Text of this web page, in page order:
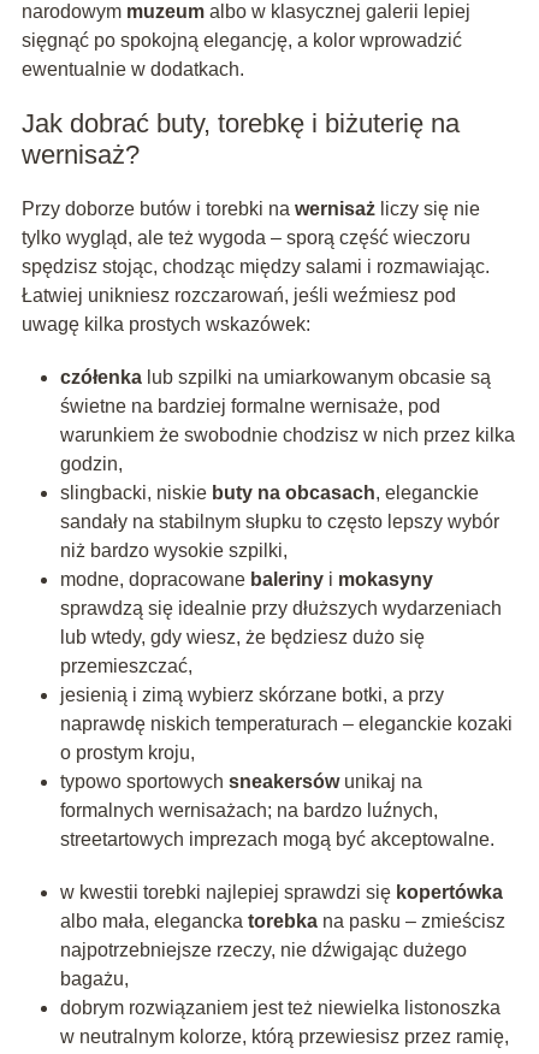
narodowym muzeumalbo w klasycznej galerii lepiej
sięgnąć po spokojną elegancję, a kolor wprowadzić
ewentualnie w dodatkach.
Jak dobrać buty, torebkę i biżuterię na
wernisaż?
Przy doborze butów i torebki na wernisażliczy się nie
tylko wygląd, ale też wygoda – sporą część wieczoru
spędzisz stojąc, chodząc między salami i rozmawiając.
Łatwiej unikniesz rozczarowań, jeśli weźmiesz pod
uwagę kilka prostych wskazówek:
czółenkalub szpilki na umiarkowanym obcasie są
świetne na bardziej formalne wernisaże, pod
warunkiem że swobodnie chodzisz w nich przez kilka
godzin,
slingbacki, niskie buty na obcasach, eleganckie
sandały na stabilnym słupku to często lepszy wybór
niż bardzo wysokie szpilki,
modne, dopracowane balerinyi mokasyny
sprawdzą się idealnie przy dłuższych wydarzeniach
lub wtedy, gdy wiesz, że będziesz dużo się
przemieszczać,
jesienią i zimą wybierz skórzane botki, a przy
naprawdę niskich temperaturach – eleganckie kozaki
o prostym kroju,
typowo sportowych sneakersówunikaj na
formalnych wernisażach; na bardzo luźnych,
streetartowych imprezach mogą być akceptowalne.
w kwestii torebki najlepiej sprawdzi się kopertówka
albo mała, elegancka torebkana pasku – zmieścisz
najpotrzebniejsze rzeczy, nie dźwigając dużego
bagażu,
dobrym rozwiązaniem jest też niewielka listonoszka
w neutralnym kolorze, którą przewiesisz przez ramię,